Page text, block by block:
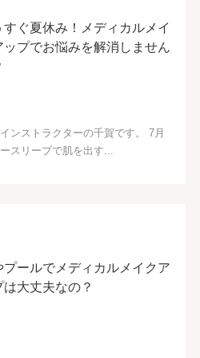
すぐ夏休み！メディカルメイ
ップでお悩みを解消しません
ンストラクターの千賀です。 7月
スリーブで肌を出す...
プールでメディカルメイクア
は大丈夫なの？